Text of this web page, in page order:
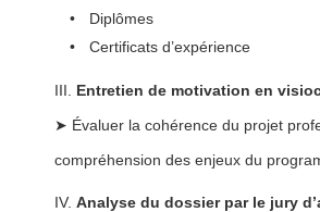
Diplômes
Certificats d’expérience
Entretien de motivation en
➤ Évaluer la cohérence du projet
compréhension des enjeux du
Analyse du dossier par le jury